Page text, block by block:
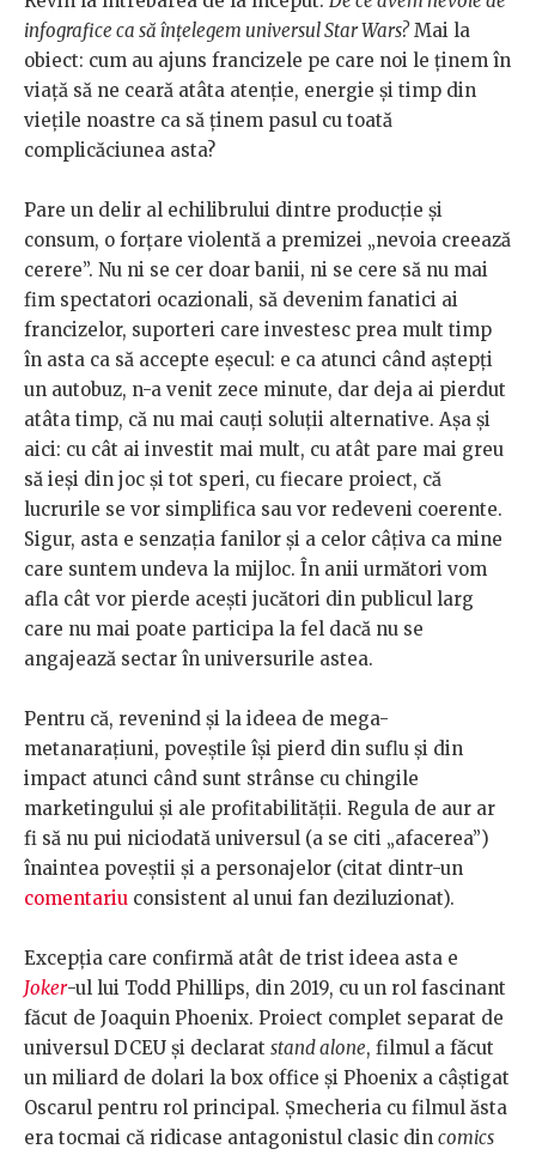
infografice ca să înțelegem universul Star Wars? Mai la
obiect: cum au ajuns francizele pe care noi le ținem în
viață să ne ceară atâta atenție, energie și timp din
viețile noastre ca să ținem pasul cu toată
complicăciunea asta?
Pare un delir al echilibrului dintre producție și
consum, o forțare violentă a premizei „nevoia creează
cerere”. Nu ni se cer doar banii, ni se cere să nu mai
fim spectatori ocazionali, să devenim fanatici ai
francizelor, suporteri care investesc prea mult timp
în asta ca să accepte eșecul: e ca atunci când aștepți
un autobuz, n-a venit zece minute, dar deja ai pierdut
atâta timp, că nu mai cauți soluții alternative. Așa și
aici: cu cât ai investit mai mult, cu atât pare mai greu
să ieși din joc și tot speri, cu fiecare proiect, că
lucrurile se vor simplifica sau vor redeveni coerente.
Sigur, asta e senzația fanilor și a celor câțiva ca mine
care suntem undeva la mijloc. În anii următori vom
afla cât vor pierde acești jucători din publicul larg
care nu mai poate participa la fel dacă nu se
angajează sectar în universurile astea.
Pentru că, revenind și la ideea de mega-
metanarațiuni, poveștile își pierd din suflu și din
impact atunci când sunt strânse cu chingile
marketingului și ale profitabilității. Regula de aur ar
fi să nu pui niciodată universul (a se citi „afacerea”)
înaintea poveștii și a personajelor (citat dintr-un
comentariu consistent al unui fan deziluzionat).
Excepția care confirmă atât de trist ideea asta e
Joker-ul lui Todd Phillips, din 2019, cu un rol fascinant
făcut de Joaquin Phoenix. Proiect complet separat de
universul DCEU și declarat stand alone, filmul a făcut
un miliard de dolari la box office și Phoenix a câștigat
Oscarul pentru rol principal. Șmecheria cu filmul ăsta
era tocmai că ridicase antagonistul clasic din comics